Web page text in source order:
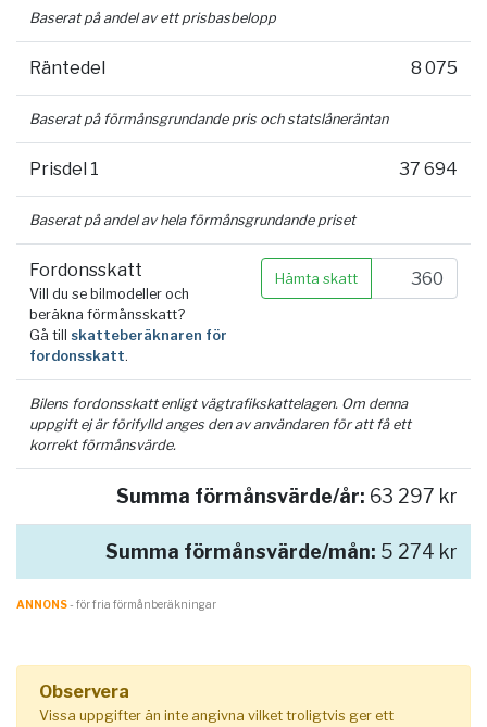
Baserat på andel av ett prisbasbelopp
Räntedel 8 075
Baserat på förmånsgrundande pris och statslåneräntan
Prisdel 1 37 694
Baserat på andel av hela förmånsgrundande priset
Fordonsskatt
Vill du se bilmodeller och
beräkna förmånsskatt?
Gå till skatteberäknaren för
fordonsskatt.
Hämta skatt
Bilens fordonsskatt enligt vägtrafikskattelagen. Om denna
uppgift ej är förifylld anges den av användaren för att få ett
korrekt förmånsvärde.
Summa förmånsvärde/år: 63 297 kr
Summa förmånsvärde/mån: 5 274 kr
ANNONS- för fria förmånberäkningar
Observera
Vissa uppgifter än inte angivna vilket troligtvis ger ett